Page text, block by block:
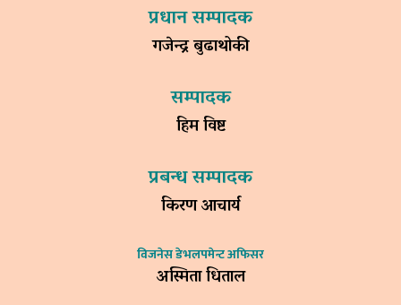
प्रधान सम्पादक
गजेन्द्र बुढाथोकी
सम्पादक
हिम विष्ट
प्रबन्ध सम्पादक
किरण आचार्य
विजनेस डेभलपमेन्ट अफिसर
अस्मिता धिताल